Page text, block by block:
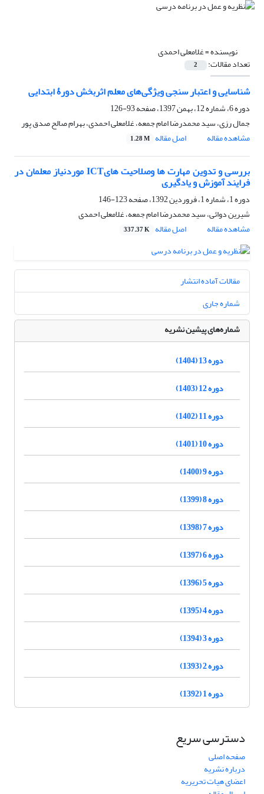
نویسنده =غلامعلی احمدی
تعداد مقالات: 2
شناسایی و اعتبار سنجی ویژگی‌های معلم اثربخش دورۀ ابتدایی
دوره 6، شماره 12، بهمن 1397، صفحه
93-126
جمال رزی، سید محمدرضا امام جمعه، غلامعلی احمدی، بهرام صالح صدق پور
مشاهده مقاله
اصل مقاله 1.28 M
بررسی و تدوین مهارت‏ ها وصلاحیت‏ هایICT موردنیاز معلمان در
فرایند آموزش و یادگیری
دوره 1، شماره 1، فروردین 1392، صفحه
123-146
شیرین دوائی، سید محمدرضا امام جمعه، غلامعلی احمدی
مشاهده مقاله
اصل مقاله 337.37 K
مقالات آماده انتشار
شماره جاری
شماره‌های پیشین نشریه
دوره 13 (1404)
دوره 12 (1403)
دوره 11 (1402)
دوره 10 (1401)
دوره 9 (1400)
دوره 8 (1399)
دوره 7 (1398)
دوره 6 (1397)
دوره 5 (1396)
دوره 4 (1395)
دوره 3 (1394)
دوره 2 (1393)
دوره 1 (1392)
دسترسی سریع
صفحه اصلی
درباره نشریه
اعضای هیات تحریریه